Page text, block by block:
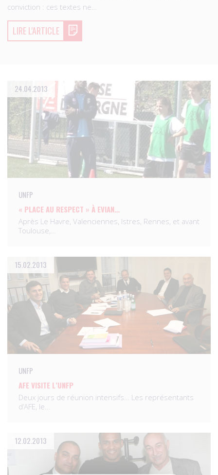
conviction : ces textes ne…
LIRE L'ARTICLE
24.04.2013
UNFP
« PLACE AU RESPECT » À EVIAN…
Après Le Havre, Valenciennes, Istres, Rennes, et avant
Toulouse,…
15.02.2013
UNFP
AFE VISITE L’UNFP
Deux jours de réunion intensifs… Les représentants
d’AFE, le…
12.02.2013